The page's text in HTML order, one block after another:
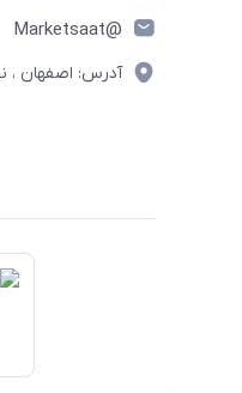
@Marketsaat
آدرس: اصفهان ،